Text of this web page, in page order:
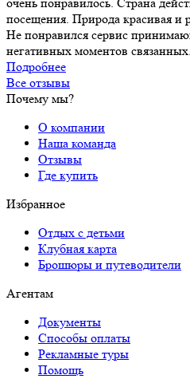
посещения. Природа красивая и
Не понравился сервис
негативных моментов связанных...
Подробнее
Все отзывы
Почему мы?
О компании
Наша команда
Отзывы
Где купить
Избранное
Отдых с детьми
Клубная карта
Брошюры и путеводители
Агентам
Документы
Способы оплаты
Рекламные туры
Помощь